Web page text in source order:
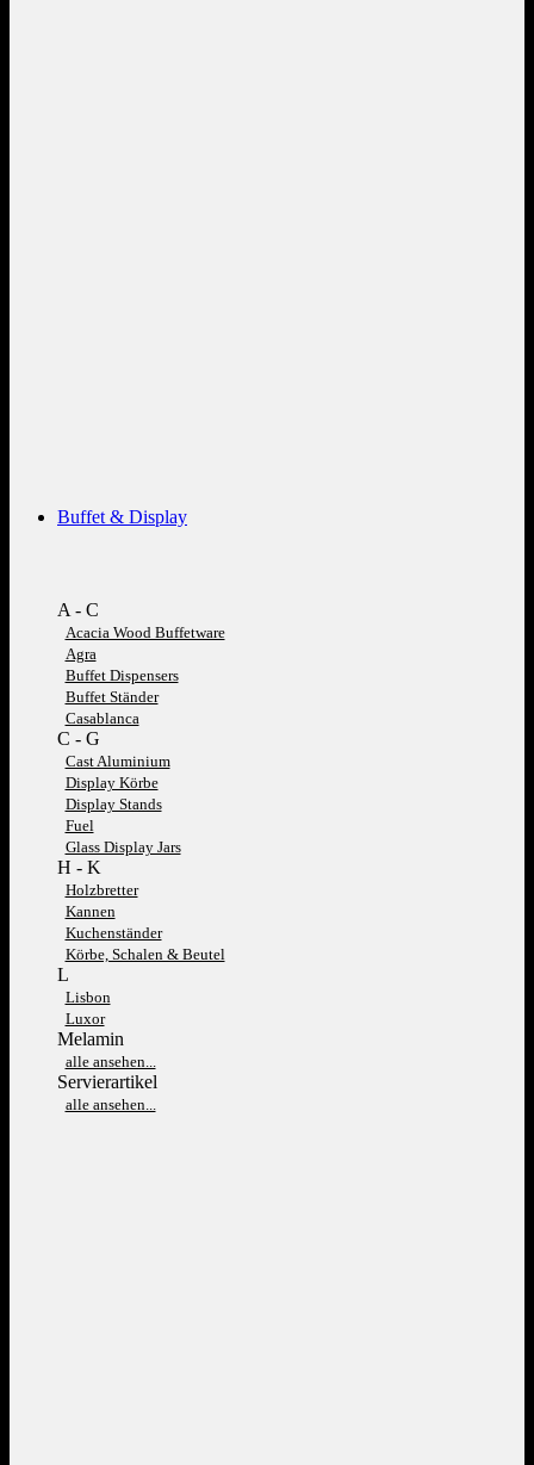
Buffet & Display
A - C
Acacia Wood Buffetware
Agra
Buffet Dispensers
Buffet Ständer
Casablanca
C - G
Cast Aluminium
Display Körbe
Display Stands
Fuel
Glass Display Jars
H - K
Holzbretter
Kannen
Kuchenständer
Körbe, Schalen & Beutel
L
Lisbon
Luxor
Melamin
alle ansehen...
Servierartikel
alle ansehen...